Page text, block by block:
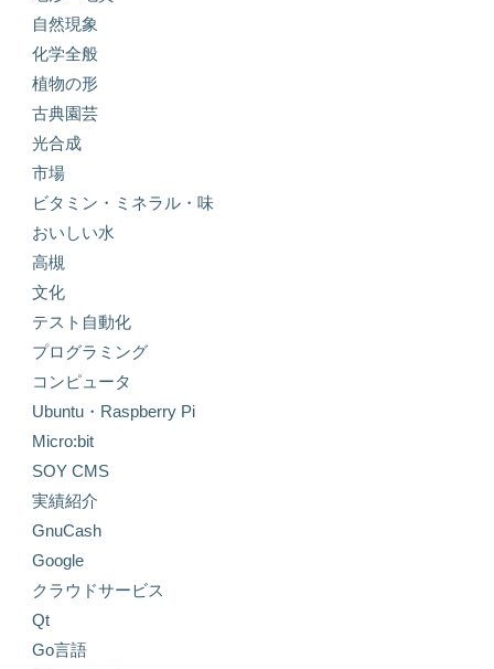
自然現象
化学全般
植物の形
古典園芸
光合成
市場
ビタミン・ミネラル・味
おいしい水
高槻
文化
テスト自動化
プログラミング
コンピュータ
Ubuntu・Raspberry Pi
Micro:bit
SOY CMS
実績紹介
GnuCash
Google
クラウドサービス
Qt
Go言語